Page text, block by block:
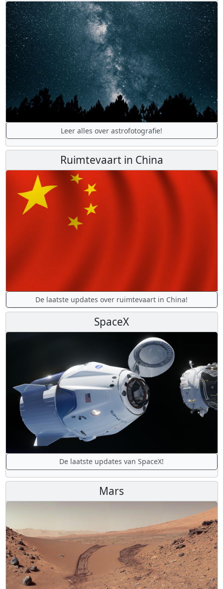
Leer alles over astrofotografie!
Ruimtevaart in China
De laatste updates over ruimtevaart in China!
SpaceX
De laatste updates van SpaceX!
Mars